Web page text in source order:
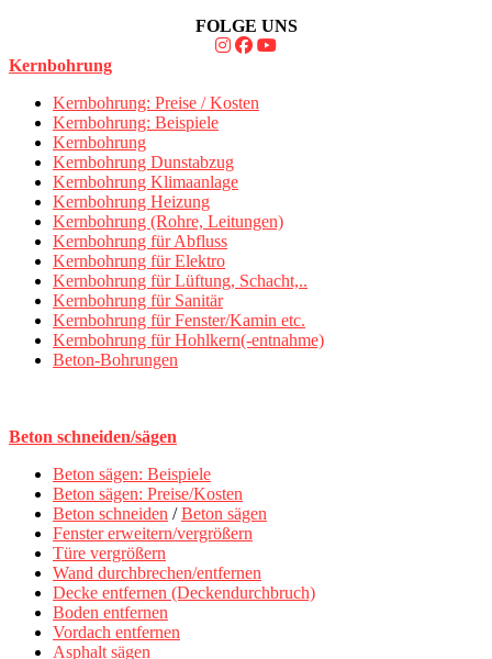
FOLGE UNS
Kernbohrung
Kernbohrung: Preise / Kosten
Kernbohrung: Beispiele
Kernbohrung
Kernbohrung Dunstabzug
Kernbohrung Klimaanlage
Kernbohrung Heizung
Kernbohrung (Rohre, Leitungen)
Kernbohrung für Abfluss
Kernbohrung für Elektro
Kernbohrung für Lüftung, Schacht,..
Kernbohrung für Sanitär
Kernbohrung für Fenster/Kamin etc.
Kernbohrung für Hohlkern(-entnahme)
Beton-Bohrungen
Beton schneiden/sägen
Beton sägen: Beispiele
Beton sägen: Preise/Kosten
Beton schneiden /Beton sägen
Fenster erweitern/vergrößern
Türe vergrößern
Wand durchbrechen/entfernen
Decke entfernen (Deckendurchbruch)
Boden entfernen
Vordach entfernen
Asphalt sägen